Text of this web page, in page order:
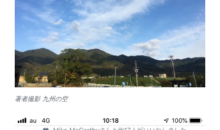
本日もご購読下さいまして誠にありがとうございまし
投
稿
日:
2019年11月28日
PoloniexがTRXMarketを買収しPoloniDEX
さらに本日PoloniDEXが誕生する事が判明しました。